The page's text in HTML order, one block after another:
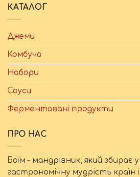
КАТАЛОГ
Джеми
Комбуча
Набори
Соуси
Ферментовані продукти
ПРО НАС
Боїм - мандрівник, який збирає у
гастрономічну мудрість країн